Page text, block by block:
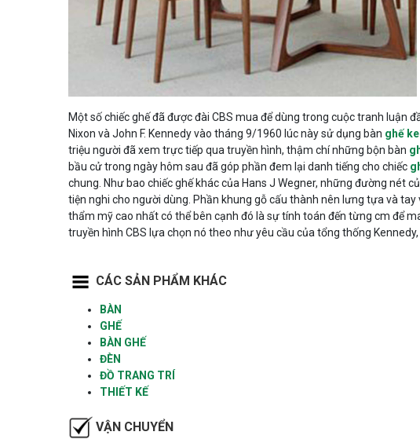
Một số chiếc ghế đã được đài CBS mua để dùng trong cuộc tranh luận
Nixon và John F. Kennedy vào tháng 9/1960 lúc này sử dụng bàn ghế
triệu người đã xem trực tiếp qua truyền hình, thậm chí những bộn bàn
bầu cử trong ngày hôm sau đã góp phần đem lại danh tiếng cho chiếc
chung. Như bao chiếc ghế khác của Hans J Wegner, những đường nét
tiện nghi cho người dùng. Phần khung gỗ cấu thành nên lưng tựa và
thẩm mỹ cao nhất có thể bên cạnh đó là sự tính toán đến từng cm để
truyền hình CBS lựa chọn nó theo như yêu cầu của tổng thống
CÁC SẢN PHẨM KHÁC
BÀN
GHẾ
BÀN GHẾ
ĐÈN
ĐỒ TRANG TRÍ
THIẾT KẾ
VẬN CHUYỂN